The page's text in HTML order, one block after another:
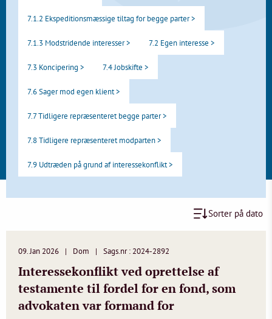
7.1.2 Ekspeditionsmæssige tiltag for begge parter >
7.1.3 Modstridende interesser > 7.2 Egen interesse >
7.3 Koncipering > 7.4 Jobskifte >
7.6 Sager mod egen klient >
7.7 Tidligere repræsenteret begge parter >
7.8 Tidligere repræsenteret modparten >
7.9 Udtræden på grund af interessekonflikt >
Sorter på dato
09. Jan 2026 Dom Sags.nr : 2024-2892
Interessekonflikt ved oprettelse af
testamente til fordel for en fond, som
advokaten var formand for